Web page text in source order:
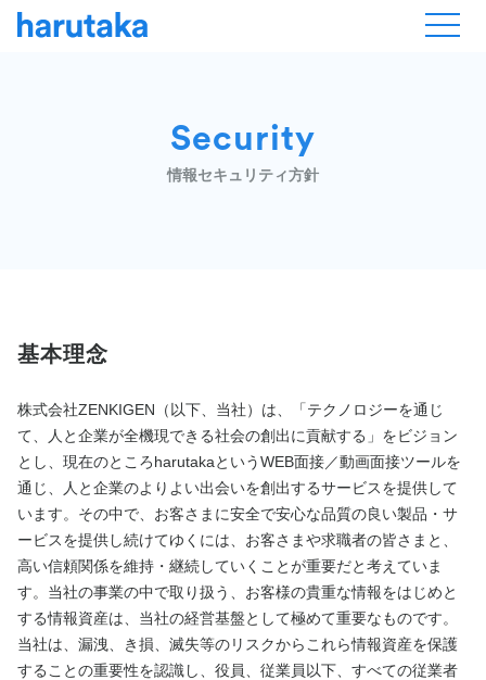
Security
情報セキュリティ方針
基本理念
株式会社ZENKIGEN（以下、当社）は、「テクノロジーを通じ
て、人と企業が全機現できる社会の創出に貢献する」をビジョン
とし、現在のところharutakaというWEB面接／動画面接ツールを
通じ、人と企業のよりよい出会いを創出するサービスを提供して
います。その中で、お客さまに安全で安心な品質の良い製品・サ
ービスを提供し続けてゆくには、お客さまや求職者の皆さまと、
高い信頼関係を維持・継続していくことが重要だと考えていま
す。当社の事業の中で取り扱う、お客様の貴重な情報をはじめと
する情報資産は、当社の経営基盤として極めて重要なものです。
当社は、漏洩、き損、滅失等のリスクからこれら情報資産を保護
することの重要性を認識し、役員、従業員以下、すべての従業者